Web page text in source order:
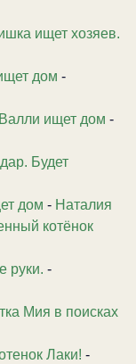
ищет хозяев.
дом -
ищет дом -
Будет
дом - Наталия
котёнок
руки. -
Мия в поисках
Лаки! -